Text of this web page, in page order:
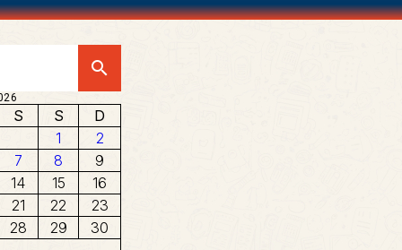
search
S S
D
1
2
7
8
9
14
15
16
21
22
23
28
29 30